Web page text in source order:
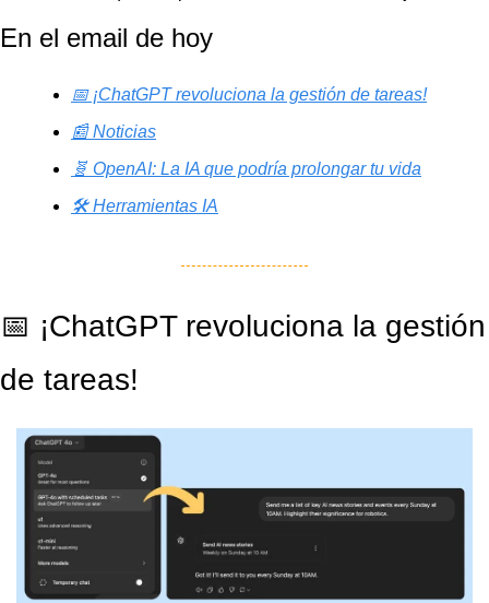
En el email de hoy
📅 ¡ChatGPT revoluciona la gestión de tareas!
📰 Noticias
🧬 OpenAI: La IA que podría prolongar tu vida
🛠️ Herramientas IA
📅 ¡ChatGPT revoluciona la gestión
de tareas!